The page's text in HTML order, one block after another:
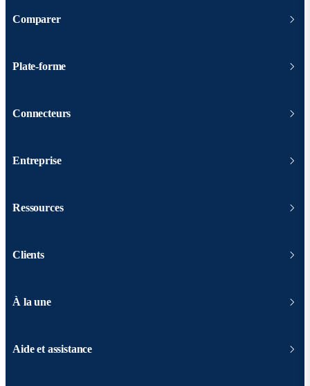
Comparer
Plate-forme
Connecteurs
Entreprise
Ressources
Clients
À la une
Aide et assistance